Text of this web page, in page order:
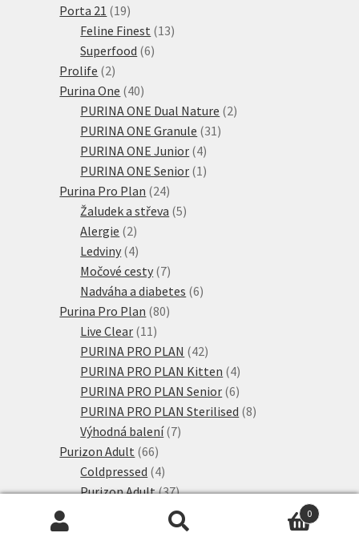
produkt
Porta 21 1919
produktů
Feline Finest 1313
Superfood 66
Prolife 22
produkty
Purina One 4040
produktů
PURINA ONE Dual Nature 22
PURINA ONE Granule 31 31
PURINA ONE Junior 44
produkty
PURINA ONE Senior 1 1
Purina Pro Plan 2424
produktů
Žaludek a střeva 55
Alergie 22
produkty
Ledviny 44
produkty
Močové cesty 77
produktů
Nadváha a diabetes 66
Purina Pro Plan 8080
Live Clear 11 11
produktů
PURINA PRO PLAN 4242
produktů
PURINA PRO PLAN Kitten 44
produkty
PURINA PRO PLAN Senior 66
produktů
PURINA PRO PLAN Sterilised 88
Výhodná balení 77
Purizon Adult 6666
produktů
Coldpressed 44
produkty
Purizon Adult 3737
produktů
44
produkty
11
0